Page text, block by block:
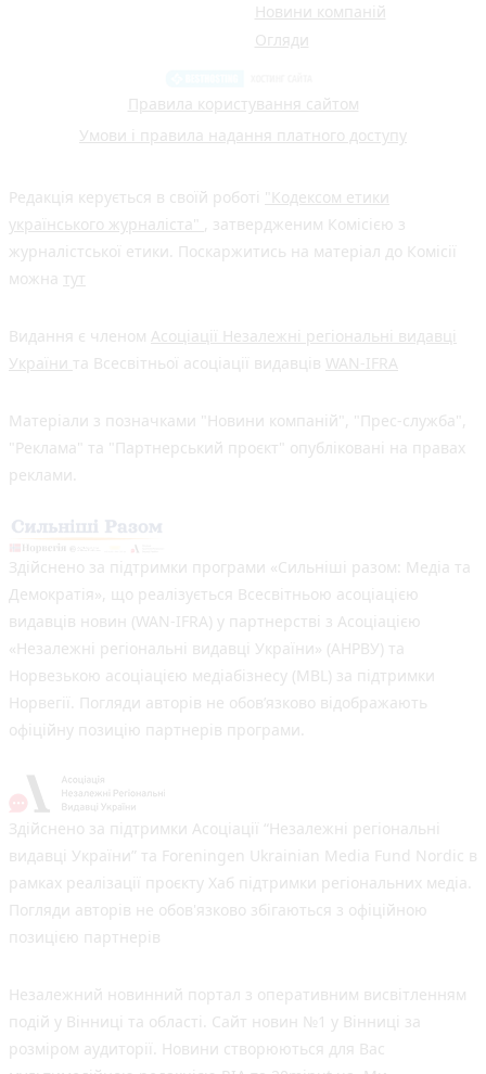
Новини компаній
Огляди
Правила користування сайтом
Умови і правила надання платного доступу
Редакція керується в своїй роботі "Кодексом етики
українського журналіста" , затвердженим Комісією з
журналістської етики. Поскаржитись на матеріал до Комісії
можна тут
Видання є членом Асоціації Незалежні регіональні видавці
України та Всесвітньої асоціації видавців WAN-IFRA
Матеріали з позначками "Новини компаній", "Прес-служба",
"Реклама" та "Партнерський проєкт" опубліковані на правах
реклами.
Здійснено за підтримки програми «Сильніші разом: Медіа та
Демократія», що реалізується Всесвітньою асоціацією
видавців новин (WAN-IFRA) у партнерстві з Асоціацією
«Незалежні регіональні видавці України» (АНРВУ) та
Норвезькою асоціацією медіабізнесу (MBL) за підтримки
Норвегії. Погляди авторів не обов’язково відображають
офіційну позицію партнерів програми.
Здійснено за підтримки Асоціації “Незалежні регіональні
видавці України” та Foreningen Ukrainian Media Fund Nordic в
рамках реалізації проєкту Хаб підтримки регіональних медіа.
Погляди авторів не обов'язково збігаються з офіційною
позицією партнерів
Незалежний новинний портал з оперативним висвітленням
подій у Вінниці та області. Сайт новин №1 у Вінниці за
розміром аудиторії. Новини створюються для Вас